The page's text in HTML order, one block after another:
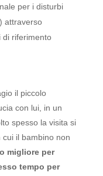
per i disturbi
attraverso
di riferimento
il piccolo
con lui, in un
spesso la visita si
il bambino non
migliore per
tempo per